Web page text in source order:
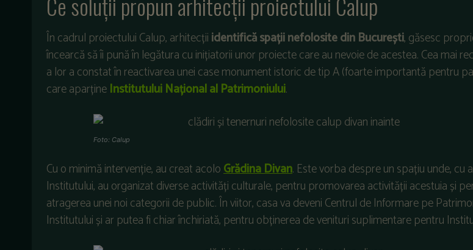
În cadrul proiectului Calup, arhitecțiiidentifică spații nefolosite din București, găsesc
încearcă să îi pună în legătura cu inițiatorii unor proiecte care au nevoie de acestea. Cea mai
a lor a constat în reactivarea unei case monument istoric de tip A (foarte importantă pentru
care aparțineInstitutului Național al Patrimoniului.
Foto: Calup
Cu o minimă intervenție, au creat acoloGrădinaDivan. Este vorba despre un spațiu unde, cu
Institutului, au organizat diverse activități culturale, pentru promovarea activității acestuia și
atragerea unei noi categorii de public. În viitor, casa va deveni Centrul de Informare pe
Institutului și ar putea fi chiar închiriată, pentru obținerea de venituri suplimentare pentru